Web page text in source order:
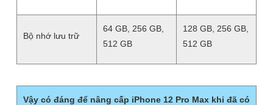
Bộ nhớ lưu trữ
64 GB, 256 GB,
512 GB
128 GB, 256 GB,
512 GB
Vậy có đáng để nâng cấp iPhone 12 Pro Max khi đã có